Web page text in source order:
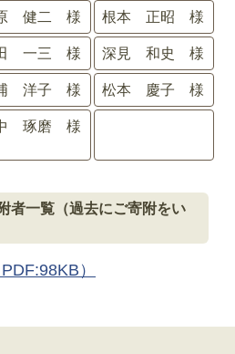
健二 様 根本 正昭 様
一三 様 深見 和史 様
洋子 様 松本 慶子 様
琢磨 様
者一覧（過去にご寄附をい
PDF:98KB）